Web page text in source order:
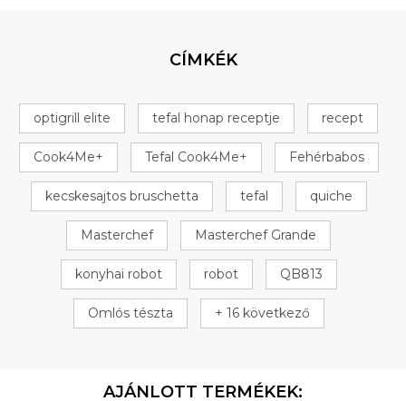
CÍMKÉK
optigrill elite tefal honap receptje recept
Cook4Me+ Tefal Cook4Me+ Fehérbabos
kecskesajtos bruschetta tefal quiche
Masterchef Masterchef Grande
konyhai robot robot QB813
Omlós tészta + 16 következő
AJÁNLOTT TERMÉKEK: